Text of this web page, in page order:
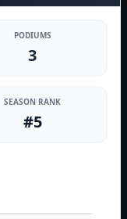
PODIUMS
3
SEASON RANK
#5